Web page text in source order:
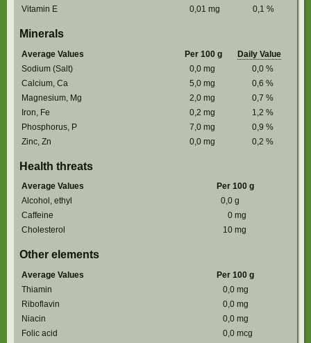
Vitamin E
0,01 mg 0,1 %
Minerals
Average Values Per 100 g
Daily Value
Sodium (Salt)
0,0 mg 0,0 %
Calcium, Ca
5,0 mg 0,6 %
Magnesium, Mg
2,0 mg 0,7 %
Iron, Fe
0,2 mg 1,2 %
Phosphorus, P
7,0 mg 0,9 %
Zinc, Zn
0,0 mg 0,2 %
Health threats
Average Values
Per 100 g
Alcohol, ethyl
0,0 g
Caffeine
0 mg
Cholesterol
10 mg
Other elements
Average Values
Per 100 g
Thiamin
0,0 mg
Riboflavin
0,0 mg
Niacin
0,0 mg
Folic acid
0,0 mcg